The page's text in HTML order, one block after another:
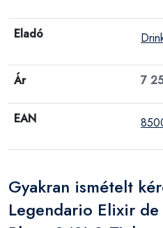
Eladó
Ár 7
EAN
Gyakran ismételt
Legendario Elixir